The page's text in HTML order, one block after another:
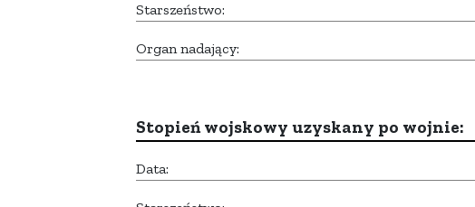
Starszeństwo:
Organ nadający:
Stopień wojskowy uzyskany po wojnie:
Data: